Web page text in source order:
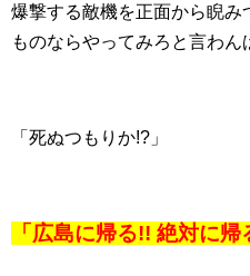
爆撃する敵機を正面から睨み
ものならやってみろと言わん
「死ぬつもりか!?」
「広島に帰る!! 絶対に帰